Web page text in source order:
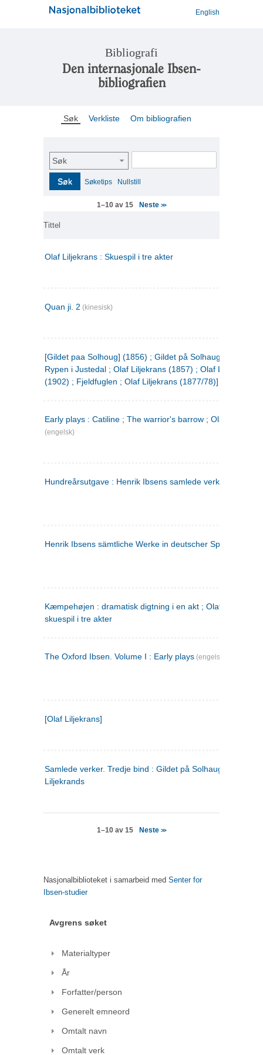
English
Bibliografi
Den internasjonale Ibsen-
bibliografien
Søk Verkliste Om bibliografien
Søk
Søk Søketips Nullstill
1–10 av 15 Neste>>
Tittel
Olaf Liljekrans : Skuespil i tre akter
Quan ji. 2 (kinesisk)
[Gildet paa Solhoug] (1856) ; Gildet på Solhaug (1883) ;
Rypen i Justedal ; Olaf Liljekrans (1857) ; Olaf Liljekrans
(1902) ; Fjeldfuglen ; Olaf Liljekrans (1877/78)]
Early plays : Catiline ; The warrior's barrow ; Olaf Liljekrans
(engelsk)
Hundreårsutgave : Henrik Ibsens samlede verker. 3
Henrik Ibsens sämtliche Werke in deutscher Sprache. 2
Kæmpehøjen : dramatisk digtning i en akt ; Olaf Liljekrans :
skuespil i tre akter
The Oxford Ibsen. Volume I : Early plays (engelsk)
[Olaf Liljekrans]
Samlede verker. Tredje bind : Gildet på Solhaug ; Olaf
Liljekrands
1–10 av 15 Neste>>
Nasjonalbiblioteket i samarbeid med Senter for
Ibsen-studier
Avgrens søket
Materialtyper
År
Forfatter/person
Generelt emneord
Omtalt navn
Omtalt verk